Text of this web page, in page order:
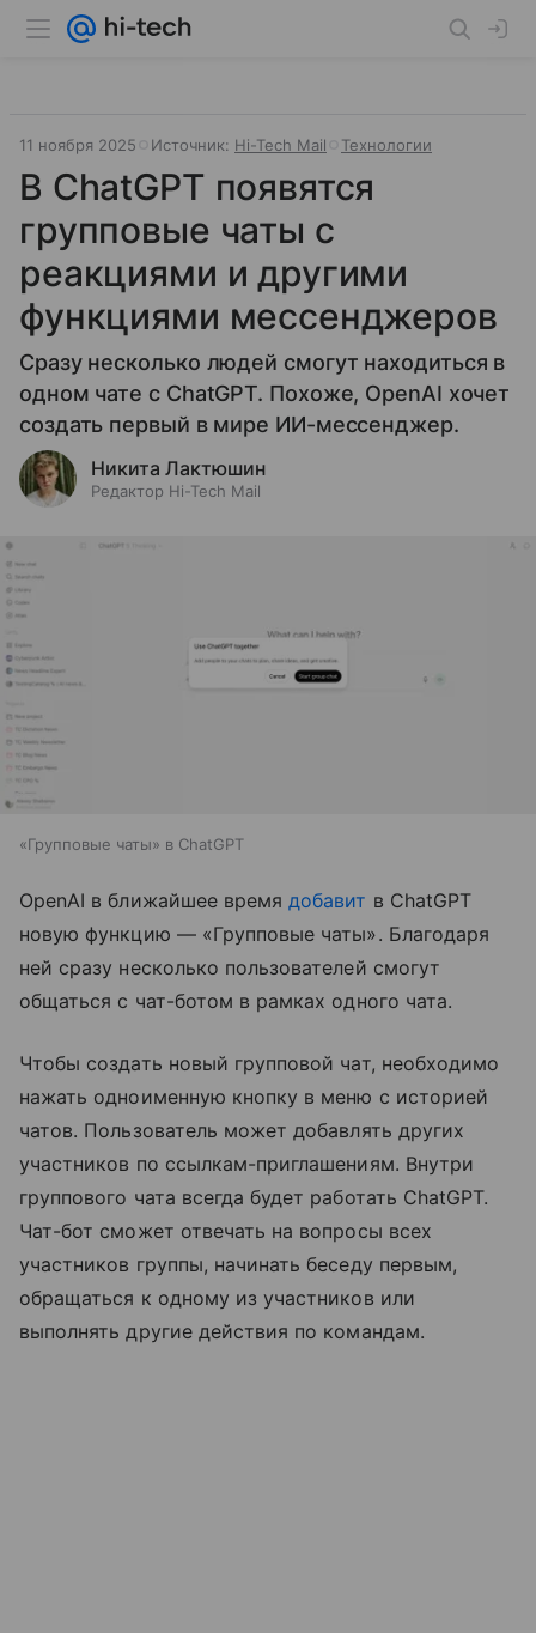
11 ноября 2025 Источник: Hi-Tech Mail Технологии
В ChatGPT появятся
групповые чаты с
реакциями и другими
функциями мессенджеров
Сразу несколько людей смогут находиться в
одном чате с ChatGPT. Похоже, OpenAI хочет
создать первый в мире ИИ-мессенджер.
Никита Лактюшин
Редактор Hi-Tech Mail
«Групповые чаты» в ChatGPT
OpenAI в ближайшее времядобавит в ChatGPT
новую функцию — «Групповые чаты». Благодаря
ней сразу несколько пользователей смогут
общаться с чат-ботом в рамках одного чата.
Чтобы создать новый групповой чат, необходимо
нажать одноименную кнопку в меню с историей
чатов. Пользователь может добавлять других
участников по ссылкам-приглашениям. Внутри
группового чата всегда будет работать ChatGPT.
Чат-бот сможет отвечать на вопросы всех
участников группы, начинать беседу первым,
обращаться к одному из участников или
выполнять другие действия по командам.